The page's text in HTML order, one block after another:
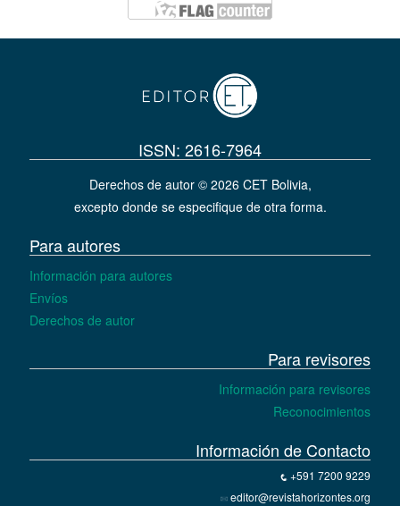
ISSN: 2616-7964
Derechos de autor © 2026 CET Bolivia,
excepto donde se especifique de otra forma.
Para autores
Información para autores
Envíos
Derechos de autor
Para revisores
Información para revisores
Reconocimientos
Información de Contacto
+591 7200 9229
editor@revistahorizontes.org